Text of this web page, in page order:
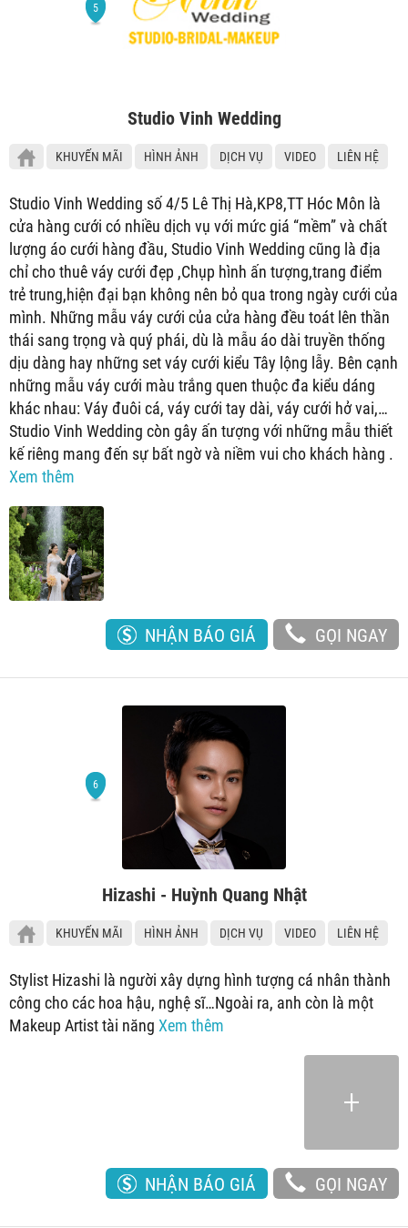
Studio Vinh Wedding
KHUYẾN MÃI HÌNH ẢNH DỊCH VỤ VIDEO LIÊN HỆ
Studio Vinh Wedding số 4/5 Lê Thị Hà,KP8,TT Hóc Môn là
cửa hàng cưới có nhiều dịch vụ với mức giá “mềm” và chất
lượng áo cưới hàng đầu, Studio Vinh Wedding cũng là địa
chỉ cho thuê váy cưới đẹp ,Chụp hình ấn tượng,trang điểm
trẻ trung,hiện đại bạn không nên bỏ qua trong ngày cưới của
mình. Những mẫu váy cưới của cửa hàng đều toát lên thần
thái sang trọng và quý phái, dù là mẫu áo dài truyền thống
dịu dàng hay những set váy cưới kiểu Tây lộng lẫy. Bên cạnh
những mẫu váy cưới màu trắng quen thuộc đa kiểu dáng
khác nhau: Váy đuôi cá, váy cưới tay dài, váy cưới hở vai,…
Studio Vinh Wedding còn gây ấn tượng với những mẫu thiết
kế riêng mang đến sự bất ngờ và niềm vui cho khách hàng .
Xem thêm
NHẬN BÁO GIÁ GỌI NGAY
Hizashi - Huỳnh Quang Nhật
KHUYẾN MÃI HÌNH ẢNH DỊCH VỤ VIDEO LIÊN HỆ
Stylist Hizashi là người xây dựng hình tượng cá nhân thành
công cho các hoa hậu, nghệ sĩ…Ngoài ra, anh còn là một
Makeup Artist tài năng Xem thêm
NHẬN BÁO GIÁ GỌI NGAY